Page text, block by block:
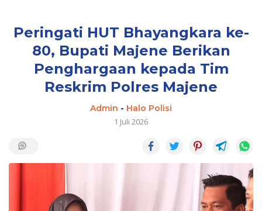
Peringati HUT Bhayangkara ke-
80, Bupati Majene Berikan
Penghargaan kepada Tim
Reskrim Polres Majene
Admin - Halo Polisi
1 Juli 2026